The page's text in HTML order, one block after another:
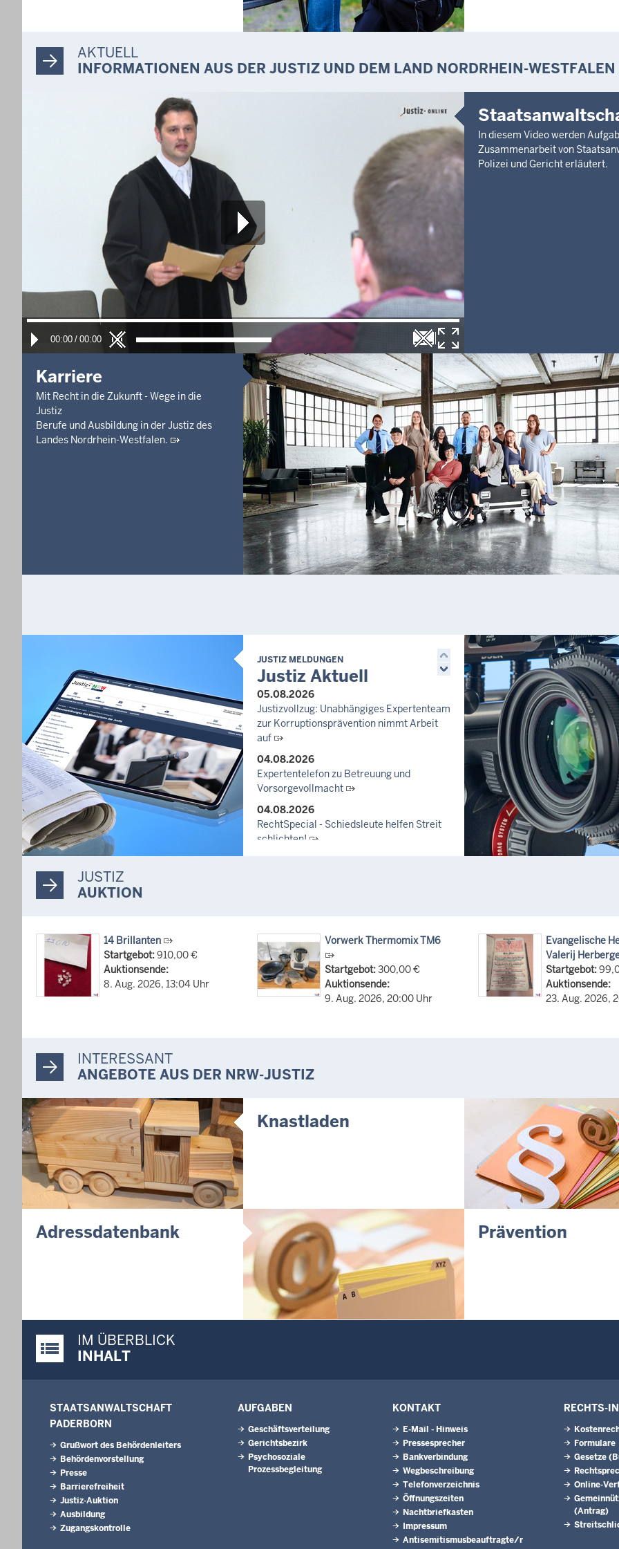
AKTUELL
INFORMATIONEN AUS DER JUSTIZ UND DEM LAND NORDRHEIN-WESTFALEN
00:00 / 00:00
In diesem Video werden
Zusammenarbeit von
Polizei und Gericht erläutert.
Karriere
Mit Recht in die Zukunft - Wege in die
Justiz
Berufe und Ausbildung in der Justiz des
Landes Nordrhein-Westfalen.
JUSTIZ MELDUNGEN
Justiz Aktuell
05.08.2026
Justizvollzug: Unabhängiges Expertenteam
zur Korruptionsprävention nimmt Arbeit
auf
04.08.2026
Expertentelefon zu Betreuung und
Vorsorgevollmacht
04.08.2026
RechtSpecial - Schiedsleute helfen Streit
schlichten!
häusliche Gewalt
10.07.2026
Anerkennung für innovative
Suizidpräventionsarbeit: JVA Köln
Projekts Zukunftswerkstatt Justiz
Newsletter Juli 2026
30.06.2026
RechtSpecial - Schiedsleute helfen Streit
schlichten!
JUSTIZ
AUKTION
14 Brillanten
Startgebot:910,00 €
Auktionsende:
8. Aug. 2026, 13:04 Uhr
Vorwerk Thermomix TM6
Startgebot:300,00 €
Auktionsende:
9. Aug. 2026, 20:00 Uhr
Evangelische
Valerij
Startgebot:
Auktionsende:
23. Aug. 2026,
INTERESSANT
ANGEBOTE AUS DER NRW-JUSTIZ
Knastladen
Adressdatenbank Prävention
Justiz-Portal im Überblick:
IM ÜBERBLICK
INHALT
STAATSANWALTSCHAFT
PADERBORN
Grußwort des Behördenleiters
Behördenvorstellung
Presse
Barrierefreiheit
Justiz-Auktion
Ausbildung
Zugangskontrolle
AUFGABEN
Geschäftsverteilung
Gerichtsbezirk
Psychosoziale
Prozessbegleitung
KONTAKT
E-Mail - Hinweis
Pressesprecher
Bankverbindung
Wegbeschreibung
Telefonverzeichnis
Öffnungszeiten
Nachtbriefkasten
Impressum
Antisemitismusbeauftragte/r
RECHTS-
Formulare
Gesetze
Online-
(Antrag)